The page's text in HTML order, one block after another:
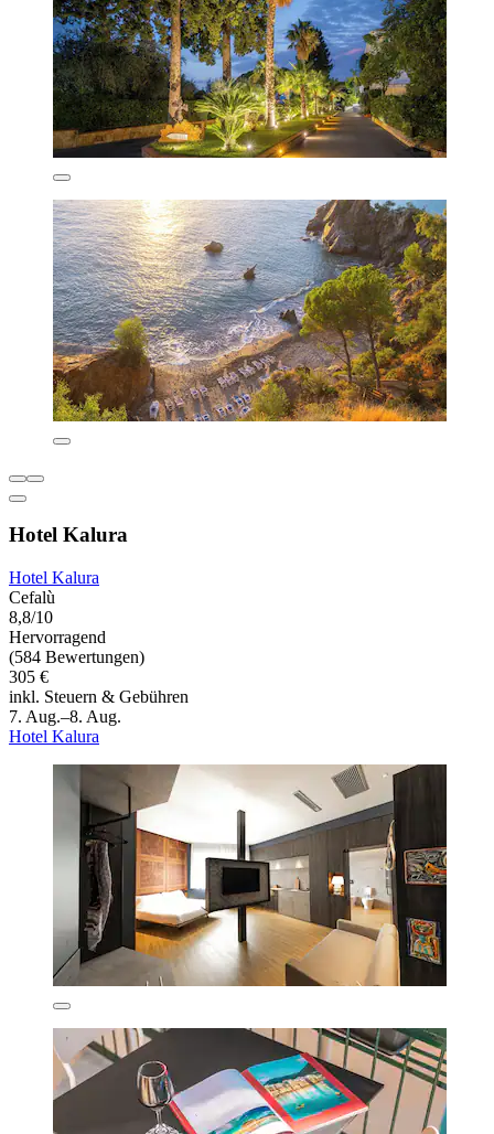
Hotel Kalura
Hotel Kalura
Cefalù
8,8/10
Hervorragend
(584 Bewertungen)
305 €
inkl. Steuern & Gebühren
7. Aug.–8. Aug.
Hotel Kalura